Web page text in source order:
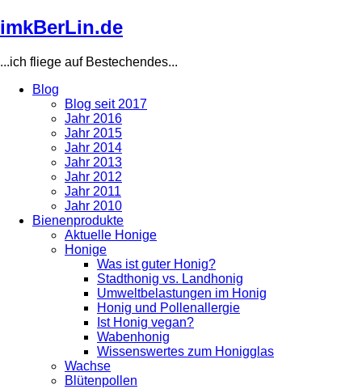
Direkt
zum
imkBerLin.de
...ich fliege auf Bestechendes...
navigation
Blog
Blog seit 2017
Jahr 2016
Jahr 2015
Jahr 2014
Jahr 2013
Jahr 2012
Jahr 2011
Jahr 2010
Bienenprodukte
Aktuelle Honige
Honige
Was ist guter Honig?
Stadthonig vs. Landhonig
Umweltbelastungen im Honig
Honig und Pollenallergie
Ist Honig vegan?
Wabenhonig
Wissenswertes zum Honigglas
Wachse
Blütenpollen